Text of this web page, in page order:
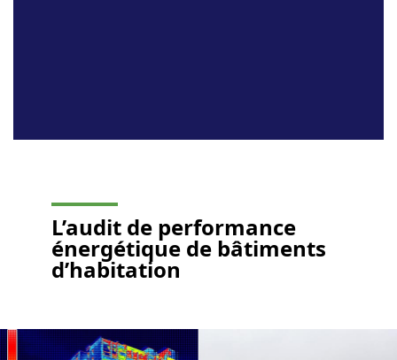
L’audit de performance
énergétique de bâtiments
d’habitation